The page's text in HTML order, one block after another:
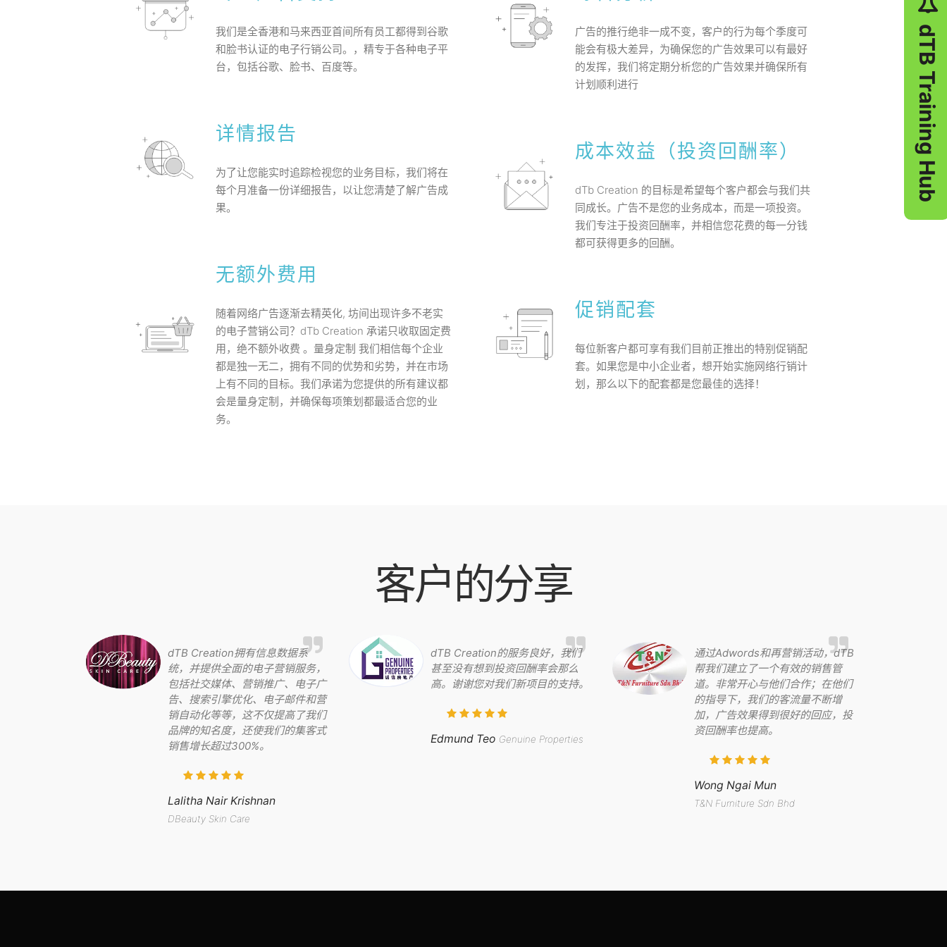
我们是全香港和马来西亚首间所有员工都得到谷歌
和脸书认证的电子行销公司。，精专于各种电子平
台，包括谷歌、脸书、百度等。
详情报告
为了让您能实时追踪检视您的业务目标，我们将在
每个月准备一份详细报告，以让您清楚了解广告成
果。
无额外费用
随着网络广告逐渐去精英化, 坊间出现许多不老实
的电子营销公司？dTb Creation 承诺只收取固定费
用，绝不额外收费 。量身定制 我们相信每个企业
都是独一无二，拥有不同的优势和劣势，并在市场
上有不同的目标。我们承诺为您提供的所有建议都
会是量身定制，并确保每项策划都最适合您的业
务。
广告的推行绝非一成不变，客户的行为每个季度可
能会有极大差异，为确保您的广告效果可以有最好
的发挥，我们将定期分析您的广告效果并确保所有
计划顺利进行
成本效益（投资回酬率）
dTb Creation 的目标是希望每个客户都会与我们共
同成长。广告不是您的业务成本，而是一项投资。
我们专注于投资回酬率，并相信您花费的每一分钱
都可获得更多的回酬。
促销配套
每位新客户都可享有我们目前正推出的特别促销配
套。如果您是中小企业者，想开始实施网络行销计
划，那么以下的配套都是您最佳的选择！
客户的分享
dTB Creation拥有信息数据系
统，并提供全面的电子营销服务，
包括社交媒体、营销推广、电子广
告、搜索引擎优化、电子邮件和营
销自动化等等，这不仅提高了我们
品牌的知名度，还使我们的集客式
销售增长超过300%。
Lalitha Nair Krishnan
DBeauty Skin Care
dTB Creation的服务良好，我们
甚至没有想到投资回酬率会那么
高。谢谢您对我们新项目的支持。
Edmund Teo Genuine Properties
通过Adwords和再营销活动，dTB
帮我们建立了一个有效的销售管
道。非常开心与他们合作；在他们
的指导下，我们的客流量不断增
加，广告效果得到很好的回应，投
资回酬率也提高。
Wong Ngai Mun
T&N Furniture Sdn Bhd
dTB Training Hub